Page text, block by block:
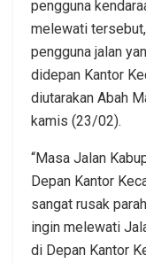
pengguna
melewati
pengguna jalan
didepan Kantor
diutarakan Abah
kamis (23/02).
“Masa Jalan
Depan Kantor
sangat rusak
ingin melewati
di Depan Kantor